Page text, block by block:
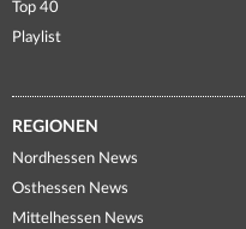
Top 40
Playlist
REGIONEN
Nordhessen News
Osthessen News
Mittelhessen News